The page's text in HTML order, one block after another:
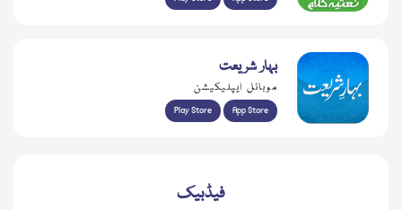
بہار شریعت
موبائل ایپلیکیشن
Play Store App Store
فیڈبیک